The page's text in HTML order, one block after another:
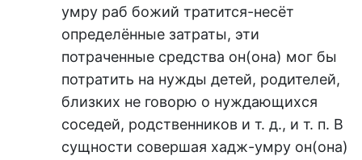
умру раб божий тратится-несёт
определённые затраты, эти
потраченные средства он(она) мог бы
потратить на нужды детей, родителей,
близких не говорю о нуждающихся
соседей, родственников и т. д., и т. п. В
сущности совершая хадж-умру он(она)